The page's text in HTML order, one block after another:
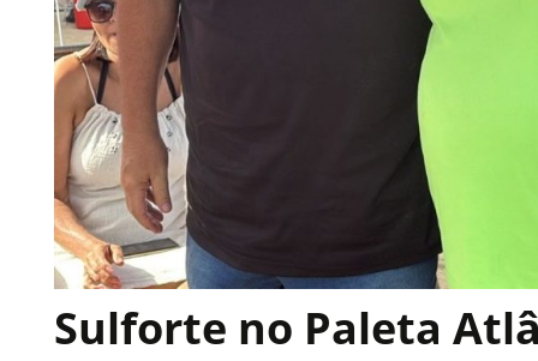
Sulforte no Paleta